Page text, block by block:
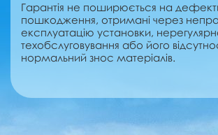
Гарантія не поширюється на
пошкодження, отримані через
експлуатацію установки,
техобслуговування або його
нормальний знос матеріалів.